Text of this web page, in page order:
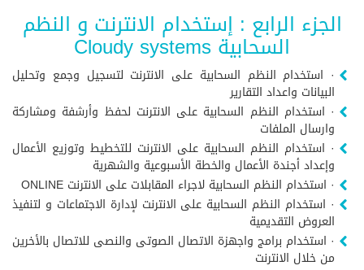
الجزء الرابع : إستخدام الانترنت و النظم
السحابية Cloudy systems
· استخدام النظم السحابية على الانترنت لتسجيل وجمع وتحليل
البيانات واعداد التقارير
· استخدام النظم السحابية على الانترنت لحفظ وأرشفة ومشاركة
وارسال الملفات
· استخدام النظم السحابية على الانترنت للتخطيط وتوزيع الأعمال
وإعداد أجندة الأعمال والخطة الأسبوعية والشهرية
· استخدام النظم السحابية لاجراء المقابلات على الانترنت ONLINE
· استخدام النظم السحابية على الانترنت لإدارة الاجتماعات و لتنفيذ
العروض التقديمية
· استخدام برامج واجهزة الاتصال الصوتى والنصى للاتصال بالأخرين
من خلال الانترنت